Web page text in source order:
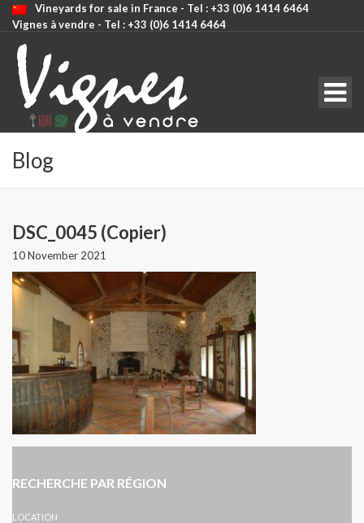
Vineyards for sale in France - Tel : +33 (0)6 1414 6464
Vignes à vendre - Tel : +33 (0)6 1414 6464
CODE: SELECT ALL
Blog
DSC_0045 (Copier)
10 November 2021
RECHERCHE PAR RÉGION
LOCATION